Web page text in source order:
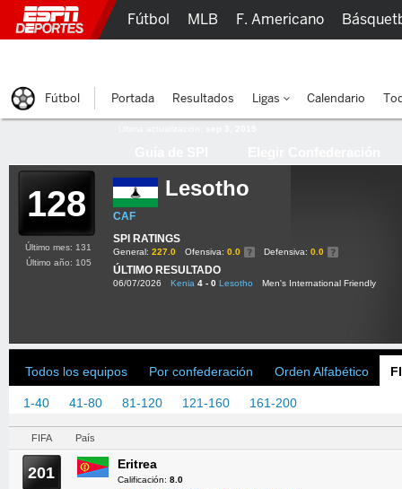
128 Lesotho
CAF
SPI RATINGS
General: 227.0 Ofensiva: 0.0 Defensiva: 0.0
ÚLTIMO RESULTADO
06/07/2026 Kenia 4 - 0 Lesotho Men's International Friendly
Último mes: 131
Último año: 105
Todos los equipos Por confederación Orden Alfabético
1-40 41-80 81-120 121-160 161-200
FIFA País
201 Eritrea
Calificación: 8.0
Fútbol MLB F. Americano
Fútbol Portada Resultados Ligas Calendario